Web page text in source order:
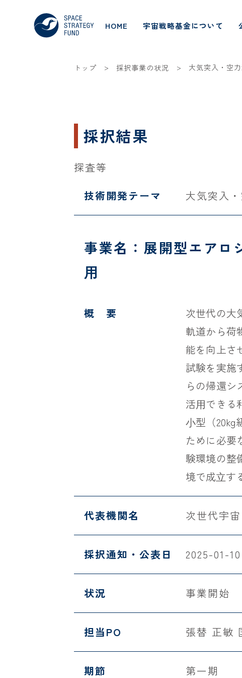
HOME 宇宙戦略基金について
トップ > 採択事業の状況 > 大気突入・空
採択結果
探査等
技術開発テーマ
大気突入
事業名：展開型エアロ
⽤
概 要
次世代の大
軌道から荷
能を向上さ
試験を実施
らの帰還シ
活⽤できる
⼩型（20kg
ために必要
験環境の整
境で成⽴す
代表機関名 次世代宇
採択通知・公表日 2025-01-10
状況 事業開始
担当PO 張替 正敏
期節 第一期